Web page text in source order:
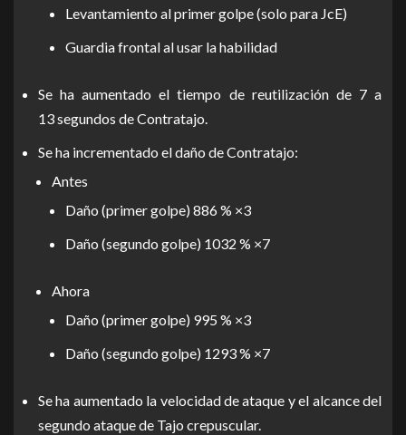
Levantamiento al primer golpe (solo para JcE)
Guardia frontal al usar la habilidad
Se ha aumentado el tiempo de reutilización de 7 a
13 segundos de Contratajo.
Se ha incrementado el daño de Contratajo:
Antes
Daño (primer golpe) 886 % ×3
Daño (segundo golpe) 1032 % ×7
Ahora
Daño (primer golpe) 995 % ×3
Daño (segundo golpe) 1293 % ×7
Se ha aumentado la velocidad de ataque y el alcance del
segundo ataque de Tajo crepuscular.